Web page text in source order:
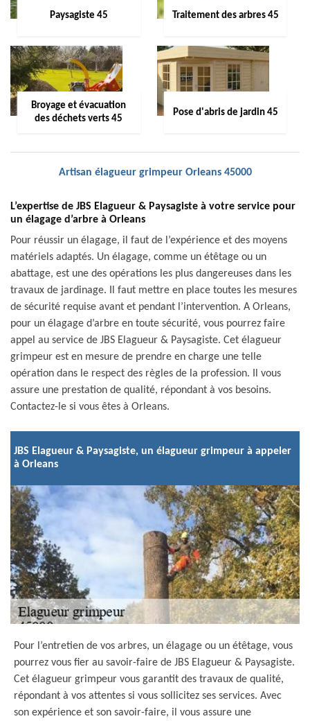
Paysagiste 45 Traitement des arbres 45
Broyage et évacuation
des déchets verts 45
Pose d'abris de jardin 45
Artisan élagueur grimpeur Orleans 45000
L’expertise de JBS Elagueur & Paysagiste à votre service pour
un élagage d’arbre à Orleans
Pour réussir un élagage, il faut de l’expérience et des moyens
matériels adaptés. Un élagage, comme un étêtage ou un
abattage, est une des opérations les plus dangereuses dans les
travaux de jardinage. Il faut mettre en place toutes les mesures
de sécurité requise avant et pendant l’intervention. A Orleans,
pour un élagage d’arbre en toute sécurité, vous pourrez faire
appel au service de JBS Elagueur & Paysagiste. Cet élagueur
grimpeur est en mesure de prendre en charge une telle
opération dans le respect des règles de la profession. Il vous
assure une prestation de qualité, répondant à vos besoins.
Contactez-le si vous êtes à Orleans.
JBS Elagueur & Paysagiste, un élagueur grimpeur à appeler
à Orleans
Pour l’entretien de vos arbres, un élagage ou un étêtage, vous
pourrez vous fier au savoir-faire de JBS Elagueur & Paysagiste.
Cet élagueur grimpeur vous garantit des travaux de qualité,
répondant à vos attentes si vous sollicitez ses services. Avec
son expérience et son savoir-faire, il vous assure une